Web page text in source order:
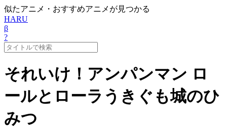
似たアニメ・おすすめアニメが見つかる
HARU
β
?
それいけ！アンパンマン ロ
ールとローラうきぐも城のひ
みつ